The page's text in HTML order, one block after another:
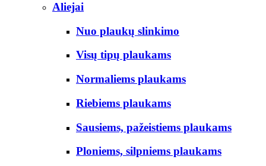
Aliejai
Nuo plaukų slinkimo
Visų tipų plaukams
Normaliems plaukams
Riebiems plaukams
Sausiems, pažeistiems plaukams
Ploniems, silpniems plaukams